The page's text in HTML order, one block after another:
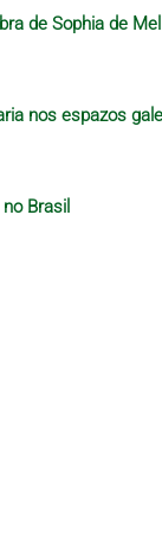
de Sophia de
nos espazos
Brasil